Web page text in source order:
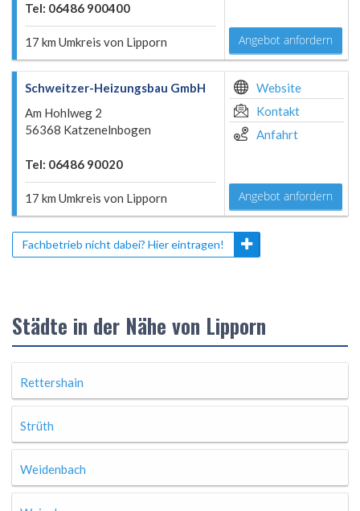
Tel: 06486 900400
17 km Umkreis von Lipporn Angebot anfordern
Schweitzer-Heizungsbau GmbH
Am Hohlweg 2
56368 Katzenelnbogen
Tel: 06486 90020
17 km Umkreis von Lipporn
Website
Kontakt
Anfahrt
Angebot anfordern
Fachbetrieb nicht dabei? Hier eintragen!
Städte in der Nähe von Lipporn
Rettershain
Strüth
Weidenbach